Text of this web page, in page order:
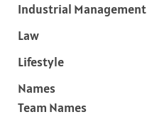
Industrial Management
Law
Lifestyle
Names
Team Names